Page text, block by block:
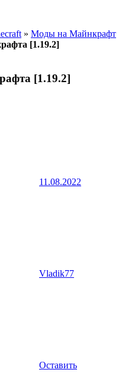
» Моды на Майнкрафт
[1.19.2]
[1.19.2]
11.08.2022
Vladik77
Оставить